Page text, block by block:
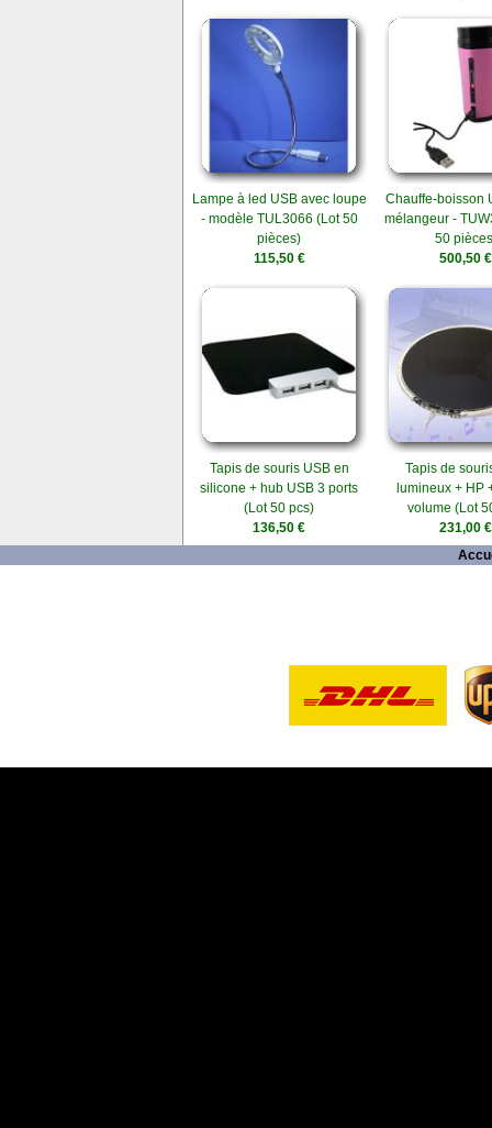
Lampe à led USB avec loupe
- modèle TUL3066 (Lot 50
pièces)
115,50 €
Chauffe-boisson
mélangeur -
50
500,50 €
Tapis de souris USB en
silicone + hub USB 3 ports
(Lot 50 pcs)
136,50 €
Tapis de
lumineux + HP
volume (Lot
231,00 €